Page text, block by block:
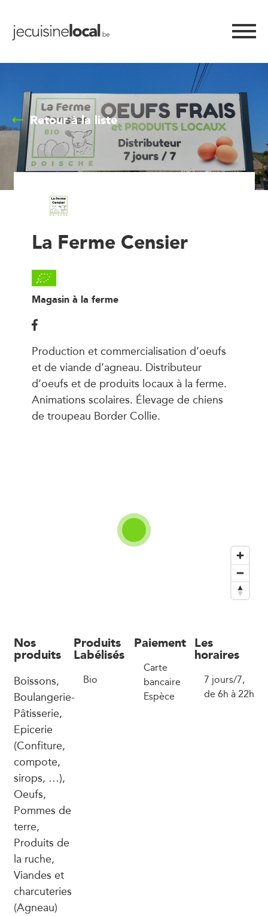
Retour à la liste
La Ferme Censier
Magasin à la ferme
Production et commercialisation d’oeufs
et de viande d’agneau. Distributeur
d’oeufs et de produits locaux à la ferme.
Animations scolaires. Élevage de chiens
de troupeau Border Collie.
Nos
produits
Boissons,
Boulangerie-
Pâtisserie,
Epicerie
(Confiture,
compote,
sirops, …),
Oeufs,
Pommes de
terre,
Produits de
la ruche,
Viandes et
charcuteries
(Agneau)
Produits
Labélisés
Bio
Paiement
Carte
bancaire
Espèce
Les
horaires
7 jours/7,
de 6h à 22h